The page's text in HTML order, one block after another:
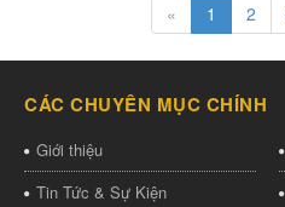
« 1 2
CÁC CHUYÊN MỤC CHÍNH
Giới thiệu
Tin Tức & Sự Kiện